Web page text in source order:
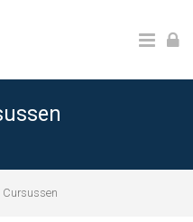
Cursussen